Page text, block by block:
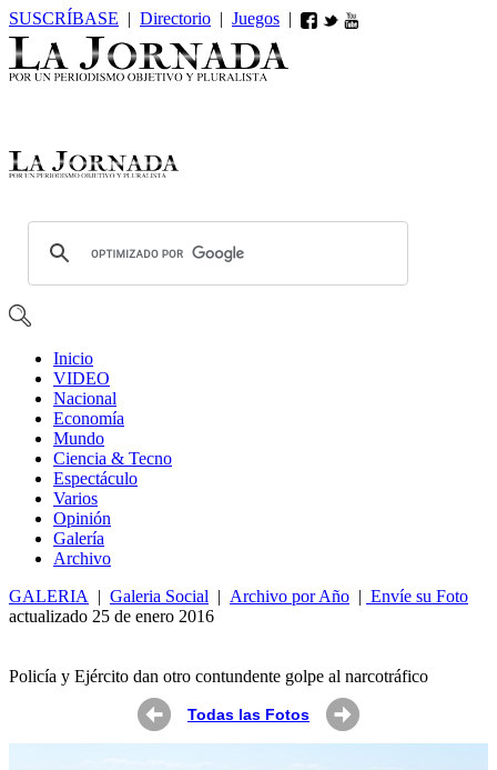
SUSCRÍBASE | Directorio | Juegos |
Inicio
VIDEO
Nacional
Economía
Mundo
Ciencia & Tecno
Espectáculo
Varios
Opinión
Galería
Archivo
GALERIA
| Galeria Social | Archivo por Año | Envíe su Foto
actualizado 25 de enero 2016
Policía y Ejército dan otro contundente golpe al narcotráfico
Todas las Fotos